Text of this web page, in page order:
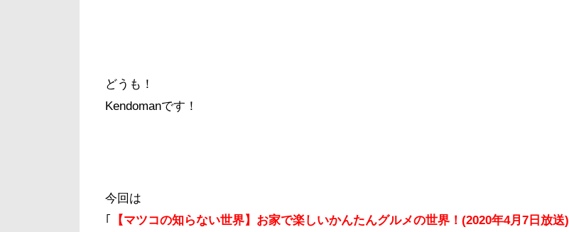
どうも！
Kendomanです！
今回は
｢
【マツコの知らない世界】お家で楽しいかんたんグルメの世界！(2020年4月7日放送)